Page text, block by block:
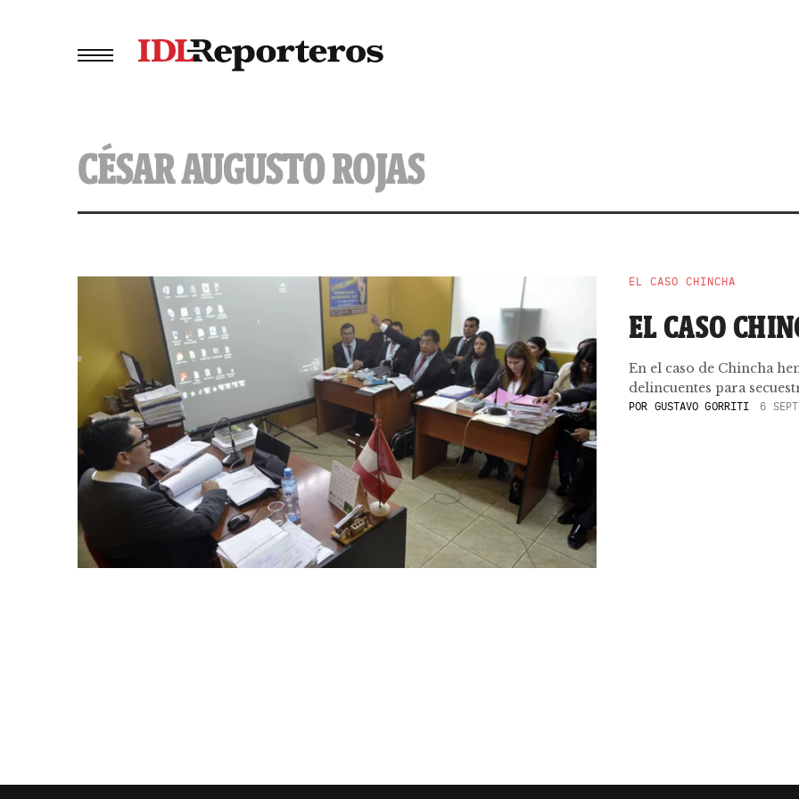
CÉSAR AUGUSTO ROJAS
EL CASO CHINCHA
EL CASO
En el caso de Chincha
delincuentes para
POR GUSTAVO GORRITI 6